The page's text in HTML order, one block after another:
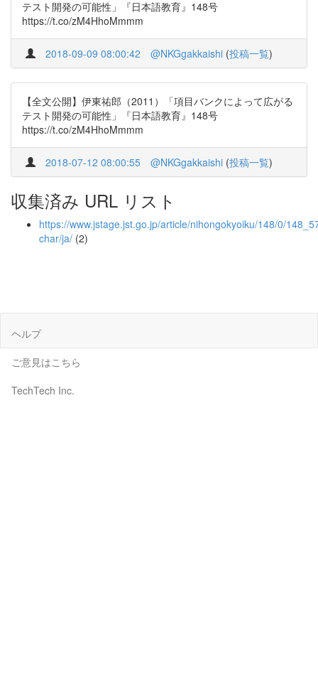
テスト開発の可能性」『日本語教育』148号
https://t.co/zM4HhoMmmm
2018-09-09 08:00:42 @NKGgakkaishi (投稿一覧)
【全文公開】伊東祐郎（2011）「項目バンクによって広がる
テスト開発の可能性」『日本語教育』148号
https://t.co/zM4HhoMmmm
2018-07-12 08:00:55 @NKGgakkaishi (投稿一覧)
収集済み URL リスト
https://www.jstage.jst.go.jp/article/nihongokyoiku/148/0/
char/ja/ (2)
ヘルプ
ご意見はこちら
TechTech Inc.